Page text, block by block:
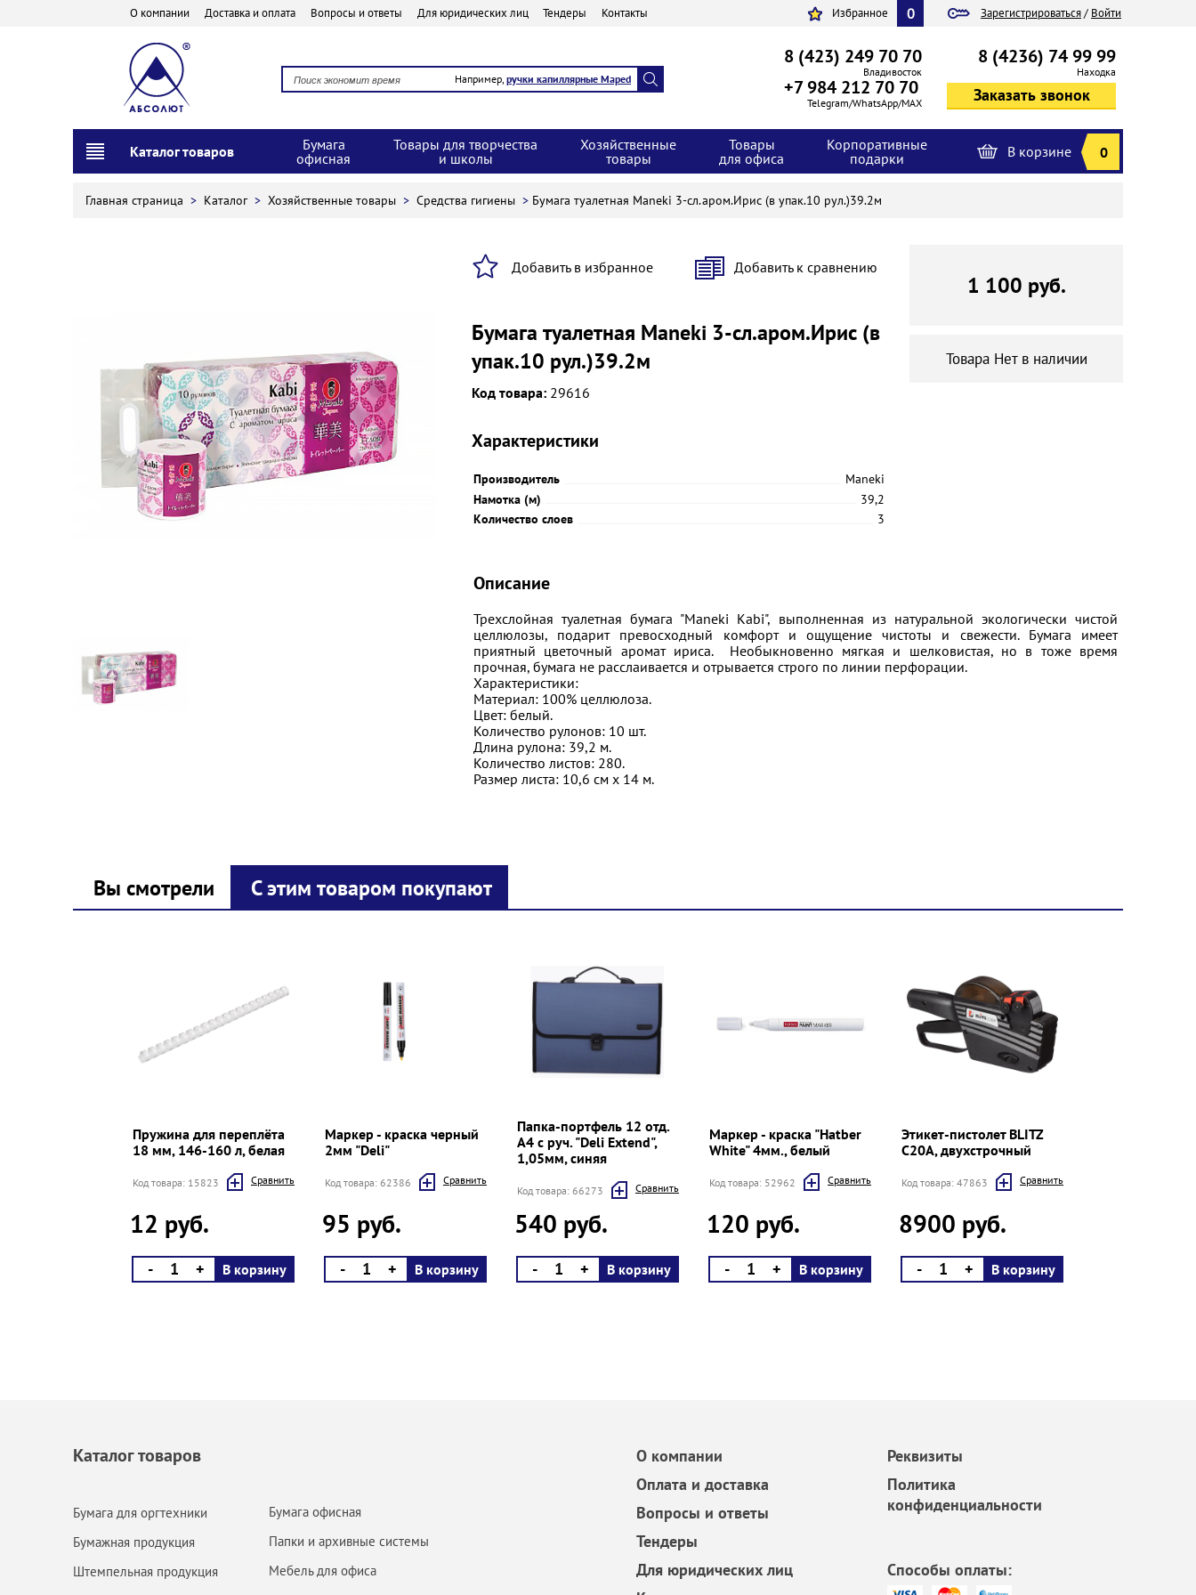
О компании Доставка и оплата Вопросы и ответы Для юридических лиц Тендеры Контакты Зарегистрироваться/ Войти
Избранное 0
Например, ручки капиллярные Maped
8 (423) 249 70 70
Владивосток
+7 984 212 70 70
Telegram/WhatsApp/MAX
8 (4236) 74 99 99
Находка
Каталог товаров
Бумага
офисная
Товары для творчества
и школы
Хозяйственные
товары
Товары
для офиса
Корпоративные
подарки
В корзине 0
Главная страница > Каталог > Хозяйственные товары > Средства гигиены > Бумага туалетная Maneki 3-сл.аром.Ирис (в упак.10 рул.)39.2м
Добавить в избранное Добавить к сравнению
Бумага туалетная Maneki 3-сл.аром.Ирис (в
упак.10 рул.)39.2м
Код товара: 29616
Характеристики
Производитель
Maneki
Намотка (м)
39,2
Количество слоев
3
1 100 руб.
Товара Нет в наличии
Описание
Трехслойная туалетная бумага "Maneki Kabi", выполненная из натуральной экологически чистой
целлюлозы, подарит превосходный комфорт и ощущение чистоты и свежести. Бумага имеет
приятный цветочный аромат ириса. Необыкновенно мягкая и шелковистая, но в тоже время
прочная, бумага не расслаивается и отрывается строго по линии перфорации.
Характеристики:
Материал: 100% целлюлоза.
Цвет: белый.
Количество рулонов: 10 шт.
Длина рулона: 39,2 м.
Количество листов: 280.
Размер листа: 10,6 см х 14 м.
Вы смотрели С этим товаром покупают
Пружина для переплёта
18 мм, 146-160 л, белая
Код товара: 15823 Cравнить
12 руб.
- + В корзину
Маркер - краска черный
2мм "Deli"
Код товара: 62386 Cравнить
95 руб.
- + В корзину
Папка-портфель 12 отд.
А4 с руч. "Deli Extend",
1,05мм, синяя
Код товара: 66273 Cравнить
540 руб.
- + В корзину
Маркер - краска "Hatber
White" 4мм., белый
Код товара: 52962 Cравнить
120 руб.
- + В корзину
Этикет-пистолет BLITZ
C20A, двухстрочный
Код товара: 47863 Cравнить
8900 руб.
- + В корзину
Каталог товаров
Бумага для оргтехники
Бумажная продукция
Штемпельная продукция
Бумага офисная
Папки и архивные системы
Мебель для офиса
О компании
Оплата и доставка
Вопросы и ответы
Тендеры
Для юридических лиц
Реквизиты
Политика
конфиденциальности
Способы оплаты: